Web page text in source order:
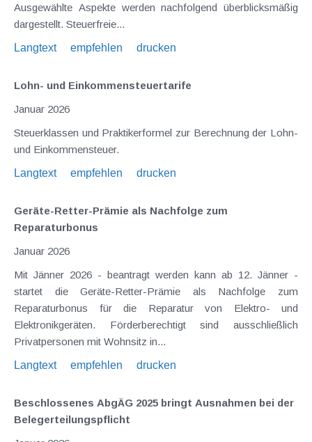
Ausgewählte Aspekte werden nachfolgend überblicksmäßig
dargestellt. Steuerfreie...
Langtext
empfehlen drucken
Lohn- und Einkommensteuertarife
Januar 2026
Steuerklassen und Praktikerformel zur Berechnung der Lohn-
und Einkommensteuer.
Langtext
empfehlen drucken
Geräte-Retter-Prämie als Nachfolge zum
Reparaturbonus
Januar 2026
Mit Jänner 2026 - beantragt werden kann ab 12. Jänner -
startet die Geräte-Retter-Prämie als Nachfolge zum
Reparaturbonus für die Reparatur von Elektro- und
Elektronikgeräten. Förderberechtigt sind ausschließlich
Privatpersonen mit Wohnsitz in...
Langtext
empfehlen drucken
Beschlossenes AbgÄG 2025 bringt Ausnahmen bei der
Belegerteilungspflicht